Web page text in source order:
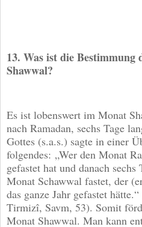
13. Was ist die Bestimmung
Shawwal?
Es ist lobenswert im Monat
nach Ramadan, sechs Tage
Gottes (s.a.s.) sagte in einer
folgendes: „Wer den Monat
gefastet hat und danach
Monat Schawwal fastet, der
das ganze Jahr gefastet
Tirmizî, Savm, 53). Somit
Monat Shawwal. Man kann